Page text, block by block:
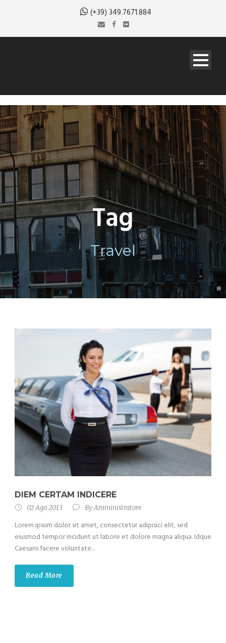
(+39) 349.7671.884
Tag
Travel
DIEM CERTAM INDICERE
02 Ago 2013 ByAmministratore
Lorem ipsum dolor sit amet, consectetur adipisici elit, sed
eiusmod tempor incidunt ut labore et dolore magna aliqua. Idque
Caesaris facere voluntate...
Read More